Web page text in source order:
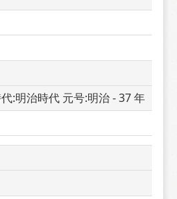
:明治時代 元号:明治 - 37 年